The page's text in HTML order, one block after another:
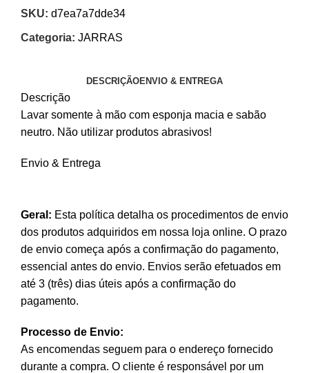
SKU: d7ea7a7dde34
Categoria: JARRAS
DESCRIÇÃOENVIO & ENTREGA
Descrição
Lavar somente à mão com esponja macia e sabão
neutro. Não utilizar produtos abrasivos!
Envio & Entrega
Geral: Esta política detalha os procedimentos de envio
dos produtos adquiridos em nossa loja online. O prazo
de envio começa após a confirmação do pagamento,
essencial antes do envio. Envios serão efetuados em
até 3 (três) dias úteis após a confirmação do
pagamento.
Processo de Envio:
As encomendas seguem para o endereço fornecido
durante a compra. O cliente é responsável por um